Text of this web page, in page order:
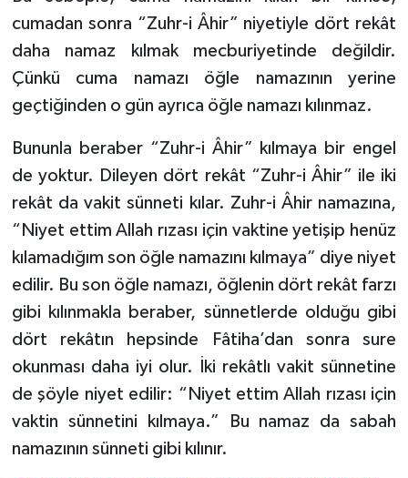
cumadan sonra “Zuhr-i Âhir” niyetiyle dört rekât
daha namaz kılmak mecburiyetinde değildir.
Çünkü cuma namazı öğle namazının yerine
geçtiğinden o gün ayrıca öğle namazı kılınmaz.
Bununla beraber “Zuhr-i Âhir” kılmaya bir engel
de yoktur. Dileyen dört rekât “Zuhr-i Âhir” ile iki
rekât da vakit sünneti kılar. Zuhr-i Âhir namazına,
“Niyet ettim Allah rızası için vaktine yetişip henüz
kılamadığım son öğle namazını kılmaya” diye niyet
edilir. Bu son öğle namazı, öğlenin dört rekât farzı
gibi kılınmakla beraber, sünnetlerde olduğu gibi
dört rekâtın hepsinde Fâtiha’dan sonra sure
okunması daha iyi olur. İki rekâtlı vakit sünnetine
de şöyle niyet edilir: “Niyet ettim Allah rızası için
vaktin sünnetini kılmaya.” Bu namaz da sabah
namazının sünneti gibi kılınır.